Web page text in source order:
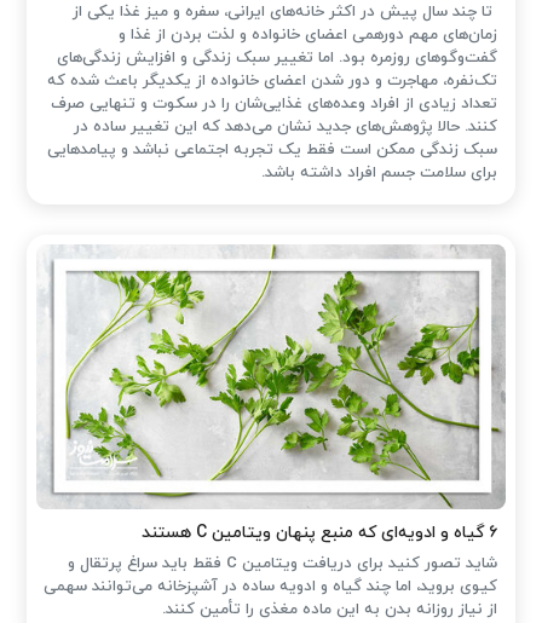
تا چند سال پیش در اکثر خانه‌های ایرانی، سفره و میز غذا یکی از
زمان‌های مهم دورهمی اعضای خانواده و لذت بردن از غذا و
گفت‌وگوهای روزمره بود. اما تغییر سبک زندگی و افزایش زندگی‌های
تک‌نفره، مهاجرت و دور شدن اعضای خانواده از یکدیگر باعث شده که
تعداد زیادی از افراد وعده‌های غذایی‌شان را در سکوت و تنهایی صرف
کنند. حالا پژوهش‌های جدید نشان می‌دهد که این تغییر ساده در
سبک زندگی ممکن است فقط یک تجربه اجتماعی نباشد و پیامدهایی
برای سلامت جسم افراد داشته باشد.
۶ گیاه و ادویه‌ای که منبع پنهان ویتامین C هستند
شاید تصور کنید برای دریافت ویتامین C فقط باید سراغ پرتقال و
کیوی بروید، اما چند گیاه و ادویه ساده در آشپزخانه می‌توانند سهمی
از نیاز روزانه بدن به این ماده مغذی را تأمین کنند.